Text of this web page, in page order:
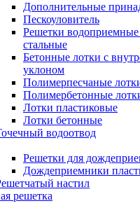
Дополнительные
Пескоуловитель
Решетки
стальные
Бетонные лотки с
уклоном
Полимерпесчаные
Полимербетонные
Лотки пластиковые
Лотки бетонные
водоотвод
Решетки для
Дождеприемники
настил
решетка